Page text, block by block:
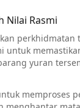
Nilai Rasmi
untuk
yuran
memproses